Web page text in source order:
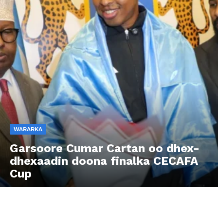
WARARKA
Garsoore Cumar Cartan oo dhex-
dhexaadin doona finalka CECAFA
Cup